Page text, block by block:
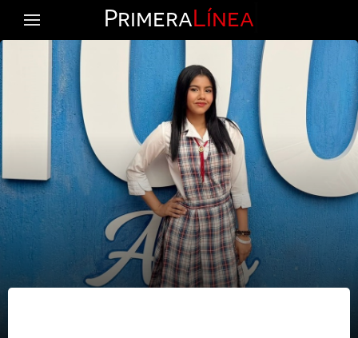
PrimeraLínea